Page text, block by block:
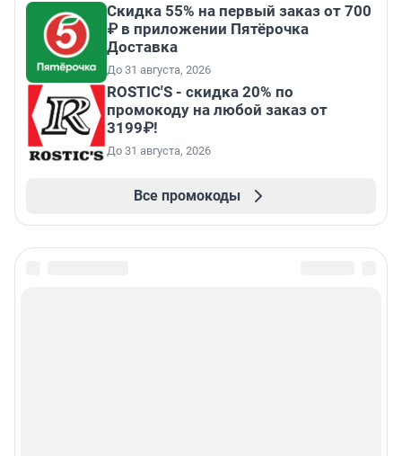
Скидка 55% на первый заказ от 700
₽ в приложении Пятёрочка
Доставка
До 31 августа, 2026
ROSTIC'S - скидка 20% по
промокоду на любой заказ от
3199₽!
До 31 августа, 2026
Все промокоды